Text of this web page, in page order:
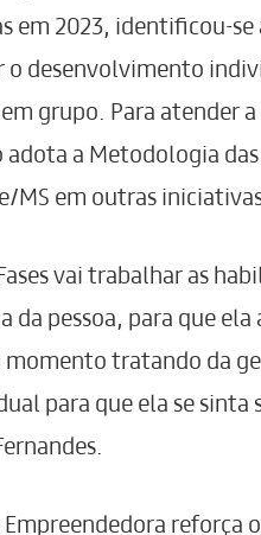
em 2023, identificou-se
o desenvolvimento
grupo. Para atender a
a Metodologia das
MS em outras
vai trabalhar as
pessoa, para que
momento tratando da
para que ela se sinta
Empreendedora